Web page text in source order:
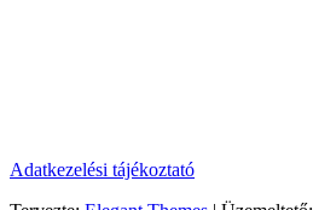
Adatkezelési tájékoztató